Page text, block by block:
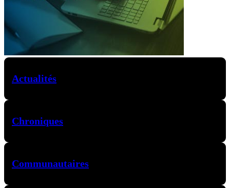
Actualités
Chroniques
Communautaires